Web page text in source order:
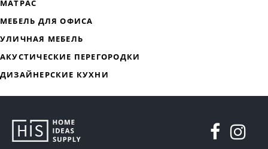
МЯГКАЯ МЕБЕЛЬ
ХРАНЕНИЕ